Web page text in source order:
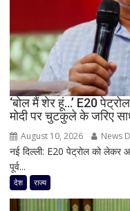
‘बोल मैं शेर हूं…’ E20
मोदी पर चुटकुले के जरिए
August 10, 2026 News
नई दिल्ली: E20 पेट्रोल को लेकर
पूर्व...
देश राज्य